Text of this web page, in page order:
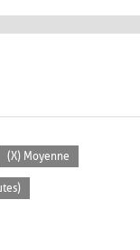
(X) Moyenne